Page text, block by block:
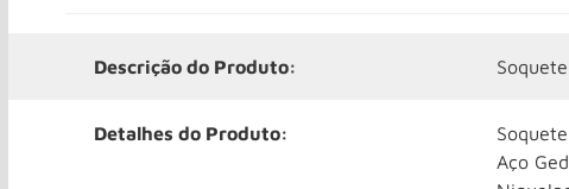
Descrição do Produto:
Detalhes do Produto:
Aço